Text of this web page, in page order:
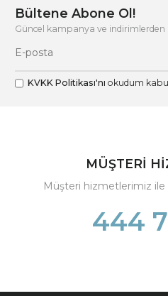
Bültene Abone Ol!
Güncel kampanya ve
KVKK Politikası'nı okudum
MÜŞTERİ
Müşteri hizmetlerimiz
444